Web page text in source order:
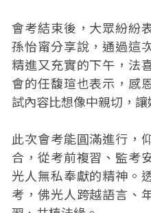
會考結束後，大眾紛紛
孫怡甯分享說，通過這
精進又充實的下午，法
會的任馥瑄也表示，感
試內容比想像中親切，
此次會考能圓滿進行，
合，從考前複習、監考
光人無私奉獻的精神。
考，佛光人跨越語言、